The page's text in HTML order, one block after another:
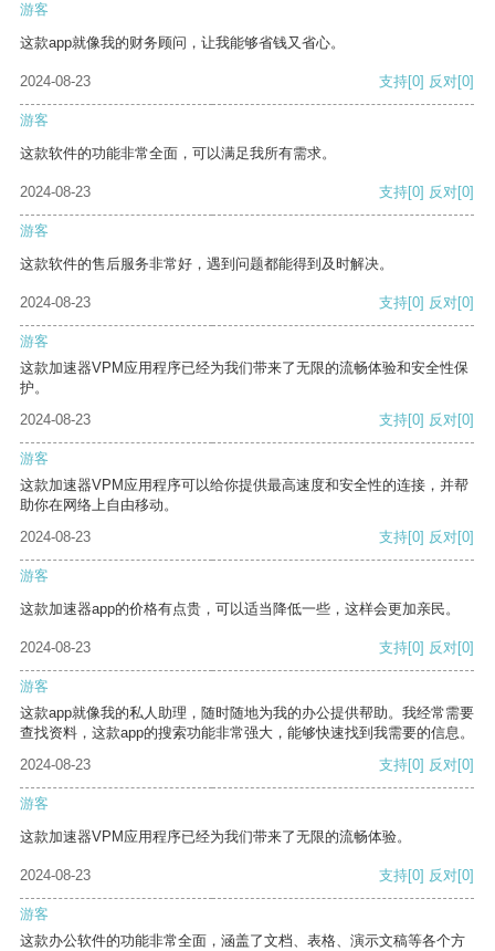
游客
这款app就像我的财务顾问，让我能够省钱又省心。
2024-08-23 支持[0] 反对[0]
游客
这款软件的功能非常全面，可以满足我所有需求。
2024-08-23 支持[0] 反对[0]
游客
这款软件的售后服务非常好，遇到问题都能得到及时解决。
2024-08-23 支持[0] 反对[0]
游客
这款加速器VPM应用程序已经为我们带来了无限的流畅体验和安全性保
护。
2024-08-23
支持[0] 反对[0]
游客
这款加速器VPM应用程序可以给你提供最高速度和安全性的连接，并帮
助你在网络上自由移动。
2024-08-23
支持[0] 反对[0]
游客
这款加速器app的价格有点贵，可以适当降低一些，这样会更加亲民。
2024-08-23 支持[0] 反对[0]
游客
这款app就像我的私人助理，随时随地为我的办公提供帮助。我经常需要
查找资料，这款app的搜索功能非常强大，能够快速找到我需要的信息。
2024-08-23
支持[0] 反对[0]
游客
这款加速器VPM应用程序已经为我们带来了无限的流畅体验。
2024-08-23 支持[0] 反对[0]
游客
这款办公软件的功能非常全面，涵盖了文档、表格、演示文稿等各个方